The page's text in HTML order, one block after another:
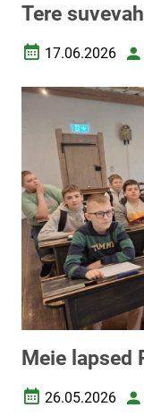
Tere
Loomise kuupäev
17.06.2026
Meie lapsed
Loomise kuupäev
26.05.2026